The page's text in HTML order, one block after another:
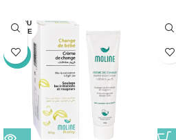
EN RU
PTURE
TOP